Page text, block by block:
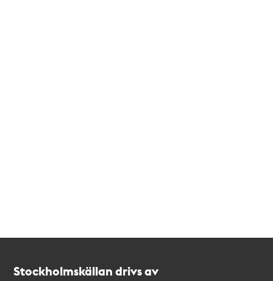
Stockholmskällan drivs av